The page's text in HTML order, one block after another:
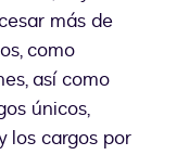
más de
como
así como
únicos,
los cargos por